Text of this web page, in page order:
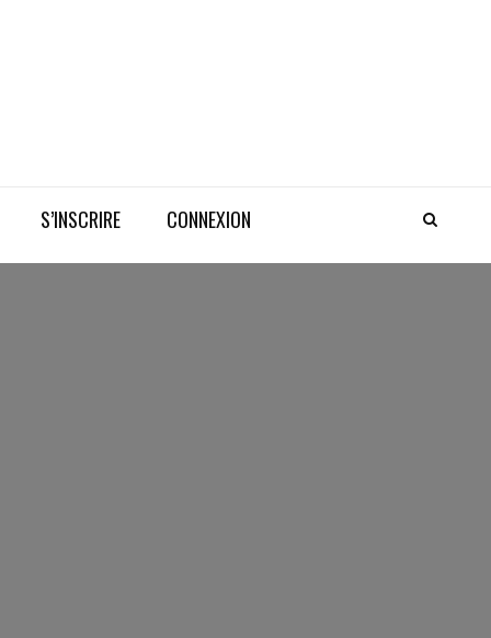
S’INSCRIRE CONNEXION